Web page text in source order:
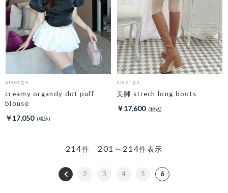
amerge.
creamy organdy dot puff
blouse
￥17,050
amerge.
美脚 strech long boots
￥17,600
201～214件表示
214件
2 3 4 5 6